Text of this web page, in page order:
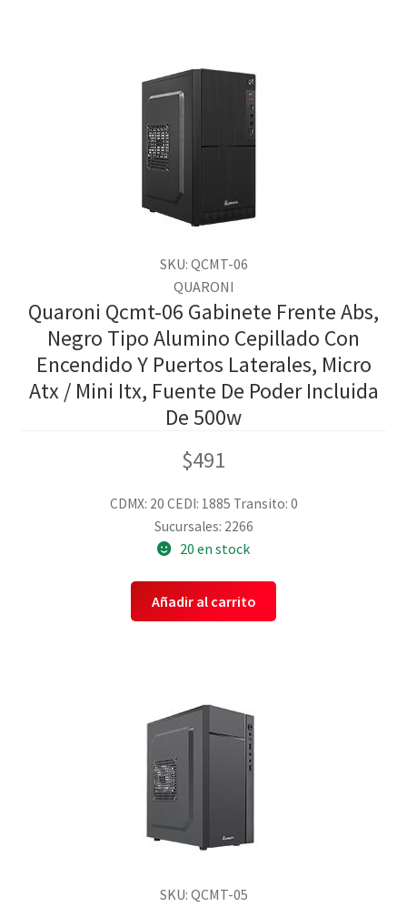
SKU: QCMT-06
QUARONI
Quaroni Qcmt-06 Gabinete Frente Abs,
Negro Tipo Alumino Cepillado Con
Encendido Y Puertos Laterales, Micro
Atx / Mini Itx, Fuente De Poder Incluida
De 500w
$491
CDMX: 20 CEDI: 1885 Transito: 0
Sucursales: 2266
20 en stock
Añadir al carrito
SKU: QCMT-05